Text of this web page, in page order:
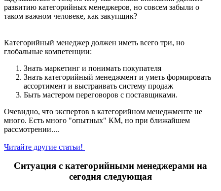
развитию категорийных менеджеров, но совсем забыли о
таком важном человеке, как закупщик?
Категорийный менеджер должен иметь всего три, но
глобальные компетенции:
Знать маркетинг и понимать покупателя
Знать категорийный менеджмент и уметь формировать
ассортимент и выстраивать систему продаж
Быть мастером переговоров с поставщиками.
Очевидно, что экспертов в категорийном менеджменте не
много. Есть много "опытных" КМ, но при ближайшем
рассмотрении....
Читайте другие статьи!
Ситуация с категорийными менеджерами на
сегодня следующая